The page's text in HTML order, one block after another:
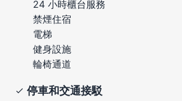
24 小時櫃台服務
禁煙住宿
電梯
健身設施
輪椅通道
停車和交通接駁